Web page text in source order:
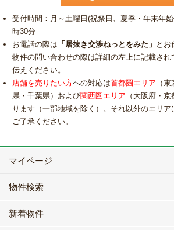
受付時間：月～土曜日(祝祭日、夏季・年末年
時30分
お電話の際は 「居抜き交渉ねっとをみた」 とお
物件の問い合わせの際は詳細の左上に記載され
伝えください。
店舗を売りたい方への対応は首都圏エリア （
県・千葉県）および関西圏エリア （大阪府・
ります（一部地域を除く）。それ以外のエリ
ご了承ください。
マイページ
物件検索
新着物件